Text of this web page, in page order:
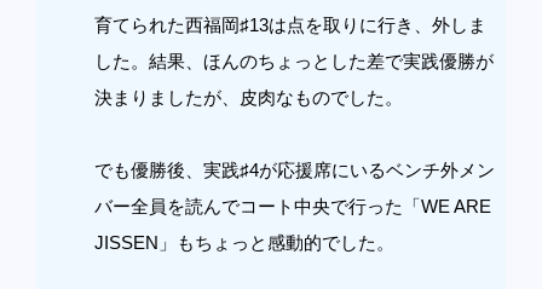
育てられた西福岡♯13は点を取りに行き、外しま
した。結果、ほんのちょっとした差で実践優勝が
決まりましたが、皮肉なものでした。
でも優勝後、実践♯4が応援席にいるベンチ外メン
バー全員を読んでコート中央で行った「WE ARE
JISSEN」もちょっと感動的でした。